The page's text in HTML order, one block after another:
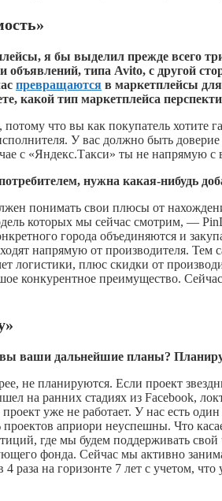
я бы выделил прежде всего
объявлений, типа Avito, с другой
превращаются в маркетплейсы для
какой тип маркетплейса
что вы как покупатель хотите
У вас должно быть доверие
с «Яндекс.Такси» ты не напрямую
нужна какая-нибудь
понимать свои плюсы от
которых мы сейчас смотрим, —
города объединяются и
напрямую от производителя. Тем
логистики, плюс скидки от
конкурентное преимущество.
ваши дальнейшие планы?
не планируются. Если проект
на ранних стадиях из Facebook,
уже не работает. У нас есть один
априори неуспешны. Что
где мы будем поддерживать
фонда. Сейчас мы активно
раза на горизонте 7 лет с учетом,